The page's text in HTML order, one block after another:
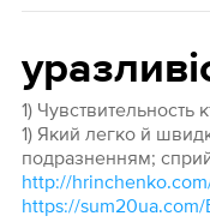
1) Чувствительность
1) Який легко й
подразненням;